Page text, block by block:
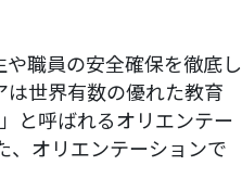
職員の安全確保を徹底し
世界有数の優れた教育
と呼ばれるオリエンテー
、オリエンテーションで